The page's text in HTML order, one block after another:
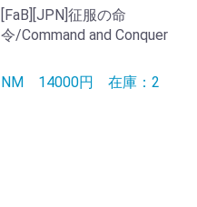
[FaB][JPN]征服の命
令/Command and Conquer
NM 14000円 在庫：2